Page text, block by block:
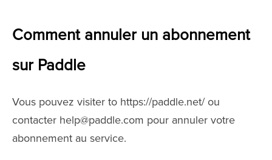
Comment annuler un abonnement
sur Paddle
Vous pouvez visiter to https://paddle.net/ ou
contacter help@paddle.com pour annuler votre
abonnement au service.